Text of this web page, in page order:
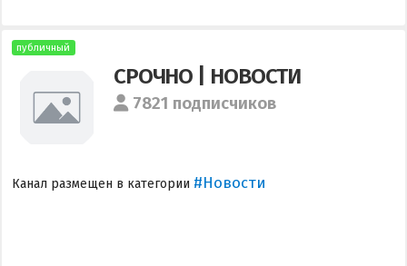
публичный
СРОЧНО | НОВОСТИ
7821 подписчиков
Канал размещен в категории #Новости